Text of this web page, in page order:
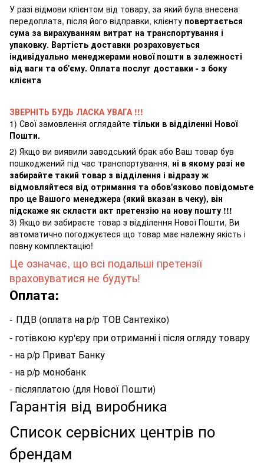
У разі відмови клієнтом від товару, за який була внесена
передоплата, після його відправки, клієнту повертається
сума за вирахуванням витрат на транспортування і
упаковку. Вартість доставки розраховується
індивідуально менеджерами нової пошти в залежності
від ваги та об'єму. Оплата послуг доставки - з боку
клієнта
ЗВЕРНІТЬ БУДЬ ЛАСКА УВАГА !!!
1) Свої замовлення оглядайте тільки в відділенні Нової
Пошти.
2) Якщо ви виявили заводський брак або Ваш товар був
пошкоджений під час транспортування, ні в якому разі не
забирайте такий товар з відділення і відразу ж
відмовляйтеся від отримання та обов'язково повідомьте
про це Вашого менеджера (який вказан в чеку), він
підскаже як скласти акт претензію на нову пошту !!!
3) Якщо ви забираєте товар з відділення Нової Пошти, Ви
автоматично погоджуєтеся що товар має належну якість і
повну комплектацію!
Це означає, що всі подальші претензії
враховуватися не будуть!
Оплата:
- ПДВ (оплата на р/р ТОВ Сантехіко)
- готівкою кур'єру при отриманні і після огляду товару
- на р/р Приват Банку
- на р/р монобанк
- післяплатою (для Нової Пошти)
Гарантія від виробника
Список сервісних центрів по
брендам